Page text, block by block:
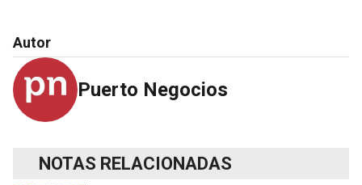
Autor
Puerto Negocios
NOTAS RELACIONADAS